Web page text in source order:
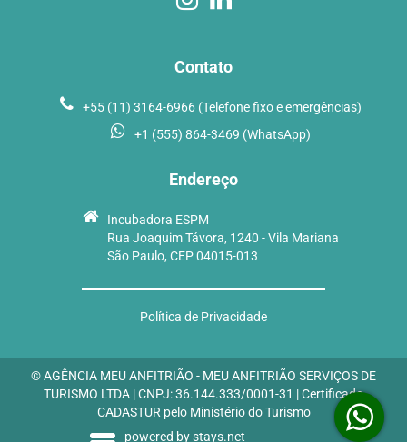
Contato
+55 (11) 3164-6966 (Telefone fixo e emergências)
+1 (555) 864-3469 (WhatsApp)
Endereço
Incubadora ESPM
Rua Joaquim Távora, 1240 - Vila Mariana
São Paulo, CEP 04015-013
Política de Privacidade
© AGÊNCIA MEU ANFITRIÃO - MEU ANFITRIÃO SERVIÇOS DE
TURISMO LTDA | CNPJ: 36.144.333/0001-31 | Certificado
CADASTUR pelo Ministério do Turismo
powered by stays.net